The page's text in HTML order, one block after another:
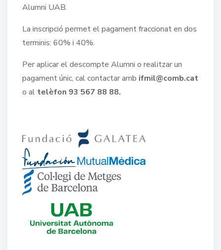
Alumni UAB.
La inscripció permet el pagament fraccionat en dos
terminis: 60% i 40%.
Per aplicar el descompte Alumni o realitzar un
pagament únic, cal contactar amb ifmil@comb.cat
o al telèfon 93 567 88 88.